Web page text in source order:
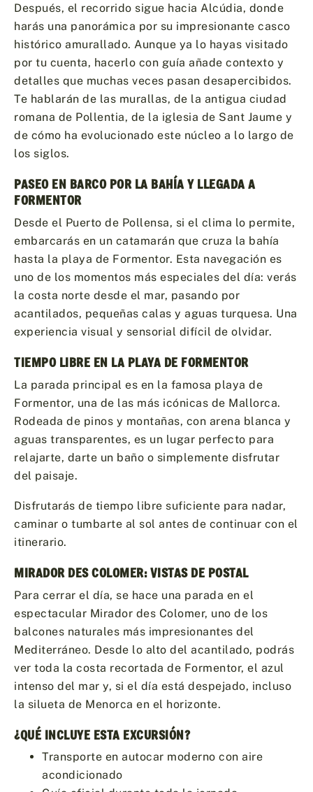
Después, el recorrido sigue hacia Alcúdia, donde
harás una panorámica por su impresionante casco
histórico amurallado. Aunque ya lo hayas visitado
por tu cuenta, hacerlo con guía añade contexto y
detalles que muchas veces pasan desapercibidos.
Te hablarán de las murallas, de la antigua ciudad
romana de Pollentia, de la iglesia de Sant Jaume y
de cómo ha evolucionado este núcleo a lo largo de
los siglos.
PASEO EN BARCO POR LA BAHÍA Y LLEGADA A
FORMENTOR
Desde el Puerto de Pollensa, si el clima lo permite,
embarcarás en un catamarán que cruza la bahía
hasta la playa de Formentor. Esta navegación es
uno de los momentos más especiales del día: verás
la costa norte desde el mar, pasando por
acantilados, pequeñas calas y aguas turquesa. Una
experiencia visual y sensorial difícil de olvidar.
TIEMPO LIBRE EN LA PLAYA DE FORMENTOR
La parada principal es en la famosa playa de
Formentor, una de las más icónicas de Mallorca.
Rodeada de pinos y montañas, con arena blanca y
aguas transparentes, es un lugar perfecto para
relajarte, darte un baño o simplemente disfrutar
del paisaje.
Disfrutarás de tiempo libre suficiente para nadar,
caminar o tumbarte al sol antes de continuar con el
itinerario.
MIRADOR DES COLOMER: VISTAS DE POSTAL
Para cerrar el día, se hace una parada en el
espectacular Mirador des Colomer, uno de los
balcones naturales más impresionantes del
Mediterráneo. Desde lo alto del acantilado, podrás
ver toda la costa recortada de Formentor, el azul
intenso del mar y, si el día está despejado, incluso
la silueta de Menorca en el horizonte.
¿QUÉ INCLUYE ESTA EXCURSIÓN?
Transporte en autocar moderno con aire
acondicionado